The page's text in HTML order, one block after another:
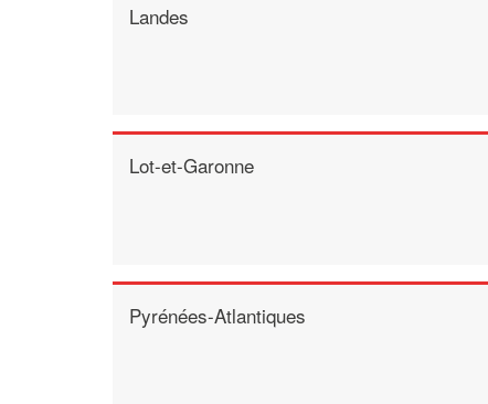
Landes
Lot-et-Garonne
Pyrénées-Atlantiques